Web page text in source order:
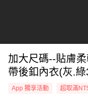
加大尺碼--貼膚
帶後釦內衣(灰.
App 獨享活動 超取滿